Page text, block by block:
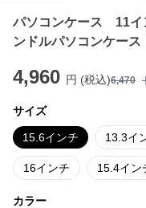
パソコンケース 11イ
ンドルパソコンケー
4,960 円 (税込)6,470
サイズ
15.6インチ 13.3イ
16インチ 15.4イン
カラー